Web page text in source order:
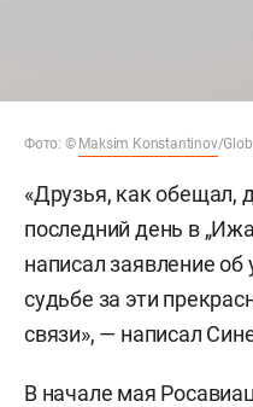
Фото: © Maksim Konstantinov/
«Друзья, как обещал,
последний день в
написал заявление
судьбе за эти
связи», — написал
В начале мая